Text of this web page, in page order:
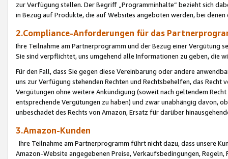
zur Verfügung stellen. Der Begriff „Programminhalte“ bezieht sich
in Bezug auf Produkte, die auf Websites angeboten werden, bei
2.Compliance-Anforderungen für das
Ihre Teilnahme am Partnerprogramm und der Bezug einer Vergütung
Sie sind verpflichtet, uns umgehend alle Informationen zu geben, die
Für den Fall, dass Sie gegen diese Vereinbarung oder andere
uns zur Verfügung stehenden Rechten und Rechtsbehelfen, das
Vergütungen ohne weitere Ankündigung (soweit nach geltendem
entsprechende Vergütungen zu haben) und zwar unabhängig davon,
unbeschadet des Rechts von Amazon, Ersatz für darüber
3.Amazon-Kunden
Ihre Teilnahme am Partnerprogramm führt nicht dazu, dass unsere
Amazon-Website angegebenen Preise, Verkaufsbedingungen,